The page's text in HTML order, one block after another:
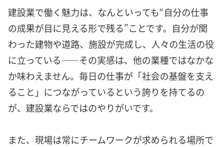
建設業で働く魅力は、なんといっても“自分の仕事
の成果が目に見える形で残る”ことです。自分が関
わった建物や道路、施設が完成し、人々の生活の役
に立っている――その実感は、他の業種ではなかな
か味わえません。毎日の仕事が「社会の基盤を支え
ること」につながっているという誇りを持てるの
が、建設業ならではのやりがいです。
また、現場は常にチームワークが求められる場所で